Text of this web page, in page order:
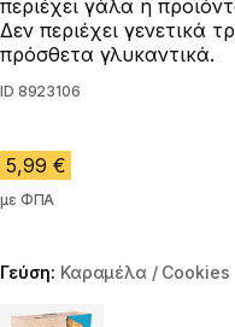
περιέχει γάλα ή
Δεν περιέχει γενετικά
πρόσθετα γλυκαντικά.
ID 8923106
5,99 €
με ΦΠΑ
Γεύση: Καραμέλα / Cookies
Choose a variant